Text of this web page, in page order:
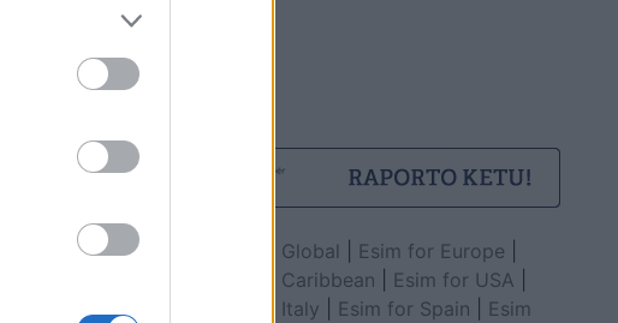
Esim for Global Esim for Europe
Esim for Caribbean
Esim for USA
Esim for Italy
Esim for Spain
Esim